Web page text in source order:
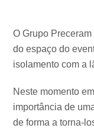
O Grupo
do espaço do
isolamento com a
Neste momento
importância de
de forma a torna-